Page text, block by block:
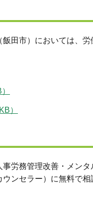
田市）においては、
）
労務管理改善・メン
ンセラー）に無料で